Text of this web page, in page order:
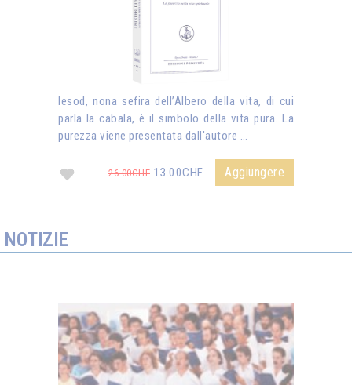
Iesod, nona sefira dell’Albero della vita, di cui
parla la cabala, è il simbolo della vita pura. La
purezza viene presentata dall'autore …
26.00CHF 13.00CHF Aggiungere
NOTIZIE